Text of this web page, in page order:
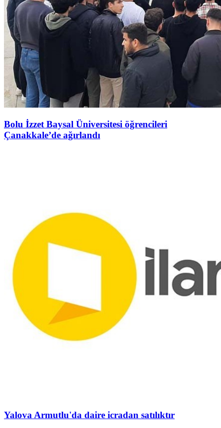
Bolu İzzet Baysal Üniversitesi öğrencileri
Çanakkale’de ağırlandı
Yalova Armutlu'da daire icradan satılıktır